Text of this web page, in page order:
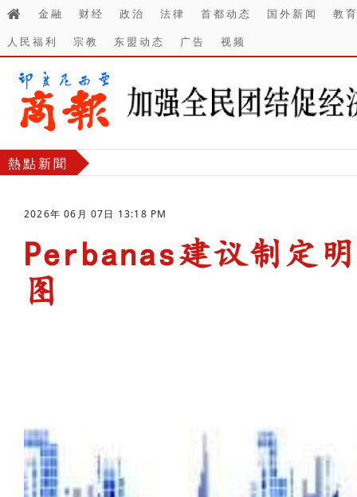
金融 财经 政治 法律 首都动态 国外新闻
教
人民福利
宗教 东盟动态 广告 视频
熱點新聞
2026年 06月 07日 13:18 PM
Perbanas建议制定
图